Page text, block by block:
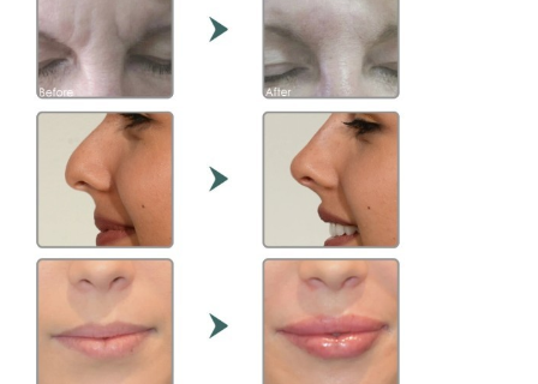
PRIVACY
POLICY